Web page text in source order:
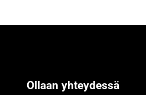
Ollaan yhteydessä